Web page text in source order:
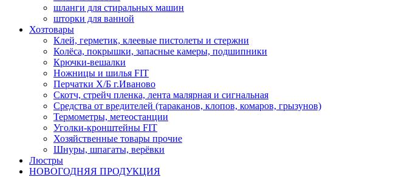
шланги для стиральных машин
шторки для ванной
Хозтовары
Клей, герметик, клеевые пистолеты и стержни
Колёса, покрышки, запасные камеры, подшипники
Крючки-вешалки
Ножницы и шилья FIT
Перчатки Х/Б г.Иваново
Скотч, стрейч пленка, лента малярная и сигнальная
Средства от вредителей (тараканов, клопов, комаров, грызунов)
Термометры, метеостанции
Уголки-кронштейны FIT
Хозяйственные товары прочие
Шнуры, шпагаты, верёвки
Люстры
НОВОГОДНЯЯ ПРОДУКЦИЯ